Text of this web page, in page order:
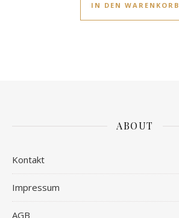
IN DEN WARENKORB
ABOUT
Kontakt
Impressum
AGB